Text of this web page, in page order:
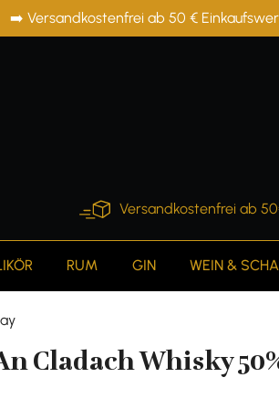
➡️ Versandkostenfrei ab 50 €
Versandkostenfrei ab
RUM GIN WEIN &
Cladach Whisky